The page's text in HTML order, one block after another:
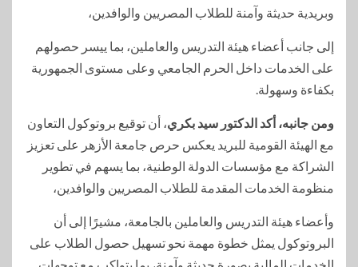
وبريدية حديثة وآمنة للطلاب المصريين والوافدين،
إلى جانب أعضاء هيئة التدريس والعاملين، بما ييسر حصولهم
على الخدمات داخل الحرم الجامعي وعلى مستوى الجمهورية
بكفاءة وسهولة.
ومن جانبه، أكد الدكتور سيد بكري، أن توقيع بروتوكول التعاون
مع الهيئة القومية للبريد يعكس حرص جامعة الأزهر على تعزيز
الشراكة مع مؤسسات الدولة الوطنية، بما يسهم في تطوير
منظومة الخدمات المقدمة للطلاب المصريين والوافدين،
وأعضاء هيئة التدريس والعاملين بالجامعة، مشيرًا إلى أن
البروتوكول يمثل خطوة مهمة نحو تسهيل حصول الطلاب على